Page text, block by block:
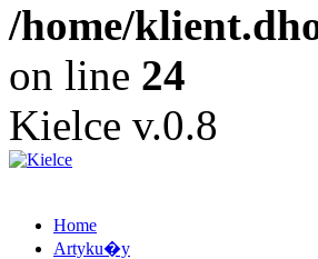
/home/
on line 24
Kielce v.0.8
Home
Artyku�y